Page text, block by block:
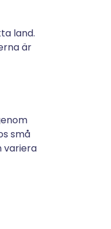
land.
är
små
variera